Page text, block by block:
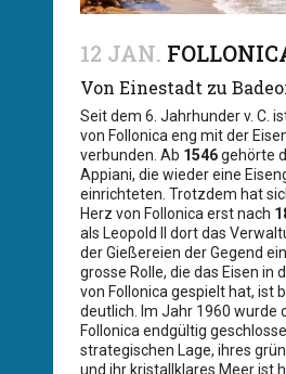
12 JAN.
Von Einestadt zu
Seit dem 6. Jahrhunder v. C.
von Follonica eng mit der
verbunden. Ab 1546gehörte
Appiani, die wieder eine
einrichteten. Trotzdem hat
Herz von Follonica erst nach
als Leopold II dort das
der Gießereien der Gegend
grosse Rolle, die das Eisen in
von Follonica gespielt hat, ist
deutlich. Im Jahr 1960 wurde
Follonica endgültig
strategischen Lage, ihres
und ihr kristallklares Meer ist